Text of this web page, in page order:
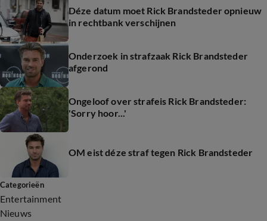
Déze datum moet Rick Brandsteder opnieuw
in rechtbank verschijnen
Onderzoek in strafzaak Rick Brandsteder
afgerond
Ongeloof over strafeis Rick Brandsteder:
'Sorry hoor...'
OM eist déze straf tegen Rick Brandsteder
Categorieën
Entertainment
Nieuws